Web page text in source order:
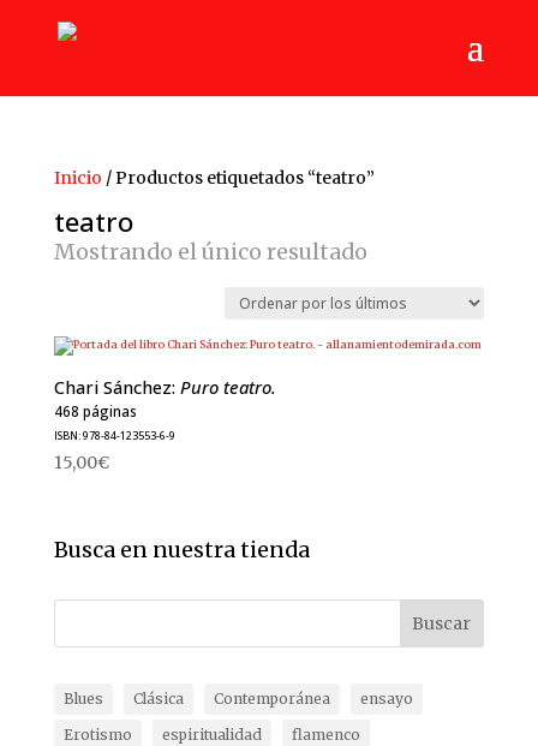
Inicio / Productos etiquetados “teatro”
teatro
Mostrando el único resultado
Chari Sánchez: Puro teatro.
468 páginas
ISBN: 978-84-123553-6-9
15,00€
Busca en nuestra tienda
Buscar
Blues Clásica Contemporánea
ensayo
Erotismo
espiritualidad
flamenco